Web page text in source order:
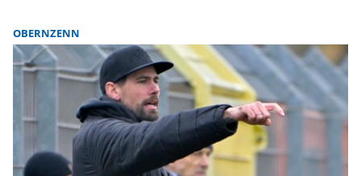
OBERNZENN